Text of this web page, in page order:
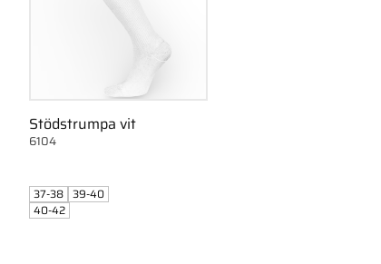
Stödstrumpa vit
6104
37-38 39-40
40-42